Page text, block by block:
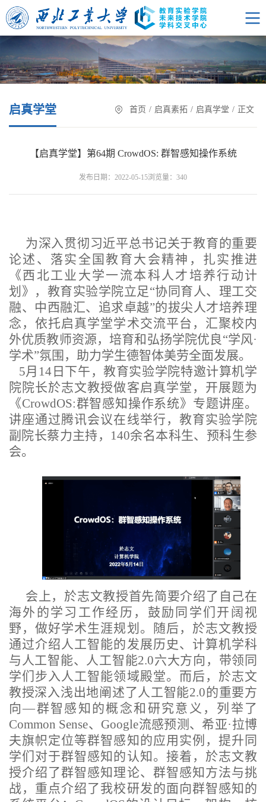
启真学堂 首页 / 启真素拓 / 启真学堂 / 正文
【启真学堂】第64期 CrowdOS: 群智感知操作系统
发布日期：2022-05-15浏览量： 340
为深入贯彻习近平总书记关于教育的重要
论述、落实全国教育大会精神，扎实推进
《西北工业大学一流本科人才培养行动计
划》，教育实验学院立足“协同育人、理工交
融、中西融汇、追求卓越”的拔尖人才培养理
念，依托启真学堂学术交流平台，汇聚校内
外优质教师资源，培育和弘扬学院优良“学风·
学术”氛围，助力学生德智体美劳全面发展。
5月14日下午，教育实验学院特邀计算机学
院院长於志文教授做客启真学堂，开展题为
《CrowdOS:群智感知操作系统》专题讲座。
讲座通过腾讯会议在线举行，教育实验学院
副院长蔡力主持，140余名本科生、预科生参
会。
会上，於志文教授首先简要介绍了自己在
海外的学习工作经历，鼓励同学们开阔视
野，做好学术生涯规划。随后，於志文教授
通过介绍人工智能的发展历史、计算机学科
与人工智能、人工智能2.0六大方向，带领同
学们步入人工智能领域殿堂。而后，於志文
教授深入浅出地阐述了人工智能2.0的重要方
向—群智感知的概念和研究意义，列举了
Common Sense、Google流感预测、希亚·拉博
夫旗帜定位等群智感知的应用实例，提升同
学们对于群智感知的认知。接着，於志文教
授介绍了群智感知理论、群智感知方法与挑
战，重点介绍了我校研发的面向群智感知的